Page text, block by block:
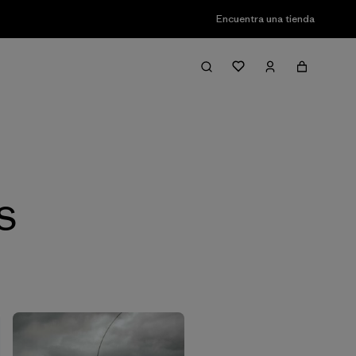
Encuentra una tienda
Filter & Sort